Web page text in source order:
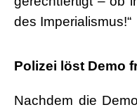
des Imperialismus!“
Polizei löst Demo
Nachdem die